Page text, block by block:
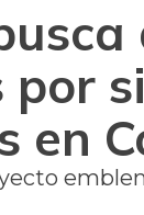
por
en